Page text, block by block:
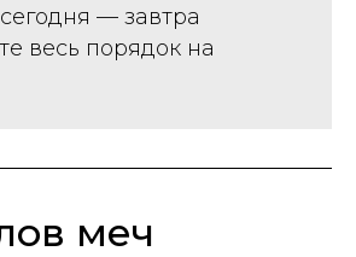
— завтра
весь порядок на
меч